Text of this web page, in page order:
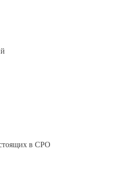
в СРО